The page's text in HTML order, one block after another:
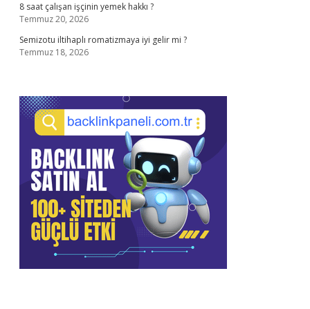
8 saat çalışan işçinin yemek hakkı ?
Temmuz 20, 2026
Semizotu iltihaplı romatizmaya iyi gelir mi ?
Temmuz 18, 2026